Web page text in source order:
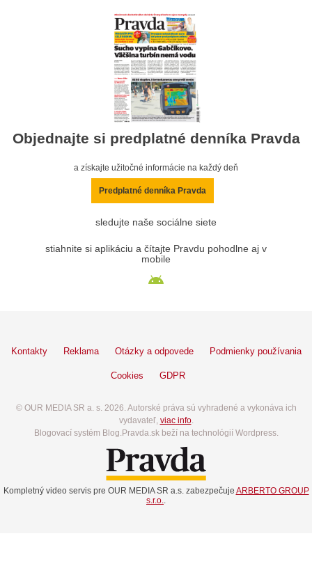
Objednajte si predplatné denníka Pravda
a získajte užitočné informácie na každý deň
Predplatné denníka Pravda
sledujte naše sociálne siete
stiahnite si aplikáciu a čítajte Pravdu pohodlne aj v
mobile
Kontakty Reklama Otázky a odpovede Podmienky používania
Cookies GDPR
© OUR MEDIA SR a. s. 2026. Autorské práva sú vyhradené a vykonáva ich
vydavateľ, viac info.
Blogovací systém Blog.Pravda.sk beží na technológií Wordpress.
Kompletný video servis pre OUR MEDIA SR a.s. zabezpečuje ARBERTO GROUP
s.r.o..